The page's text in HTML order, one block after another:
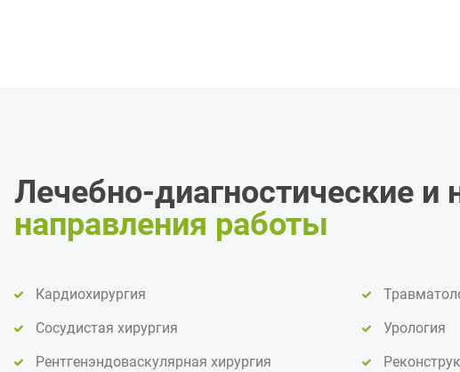
Лечебно-диагностические и
направления работы
Кардиохирургия
Сосудистая хирургия
Рентгенэндоваскулярная хирургия
Урология